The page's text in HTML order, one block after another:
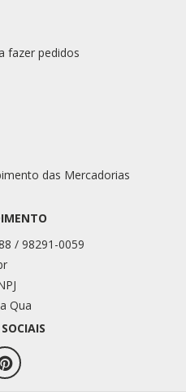
fazer pedidos
das Mercadorias
/ 98291-0059
Qua